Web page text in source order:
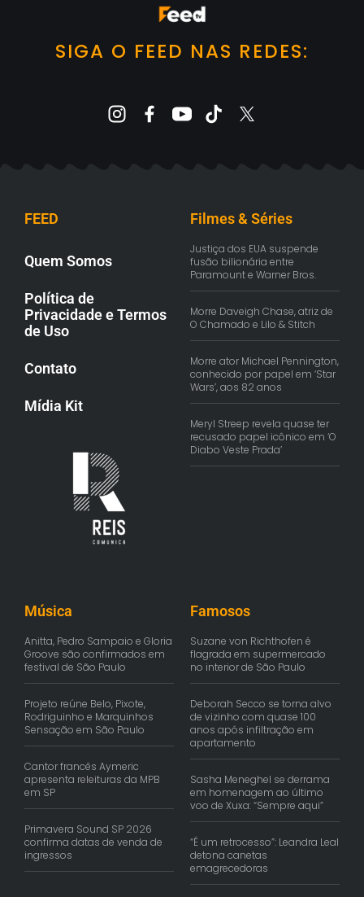
SIGA O FEED NAS REDES:
FEED
Quem Somos
Política de
Privacidade e Termos
de Uso
Contato
Mídia Kit
Filmes & Séries
Justiça dos EUA suspende
fusão bilionária entre
Paramount e Warner Bros.
Morre Daveigh Chase, atriz de
O Chamado e Lilo & Stitch
Morre ator Michael Pennington,
conhecido por papel em ‘Star
Wars’, aos 82 anos
Meryl Streep revela quase ter
recusado papel icônico em ‘O
Diabo Veste Prada’
Música
Anitta, Pedro Sampaio e Gloria
Groove são confirmados em
festival de São Paulo
Projeto reúne Belo, Pixote,
Rodriguinho e Marquinhos
Sensação em São Paulo
Cantor francês Aymeric
apresenta releituras da MPB
em SP
Primavera Sound SP 2026
confirma datas de venda de
ingressos
Famosos
Suzane von Richthofen é
flagrada em supermercado
no interior de São Paulo
Deborah Secco se torna alvo
de vizinho com quase 100
anos após infiltração em
apartamento
Sasha Meneghel se derrama
em homenagem ao último
voo de Xuxa: “Sempre aqui”
“É um retrocesso”: Leandra Leal
detona canetas
emagrecedoras